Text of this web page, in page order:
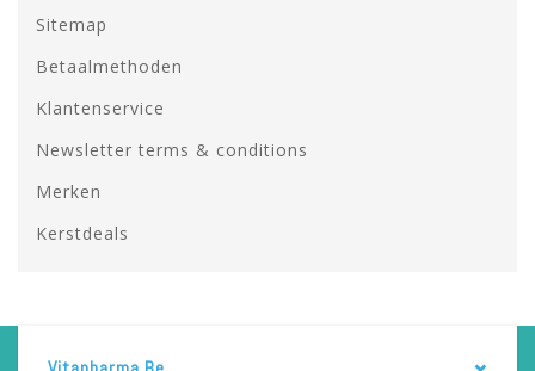
Sitemap
Betaalmethoden
Klantenservice
Newsletter terms & conditions
Merken
Kerstdeals